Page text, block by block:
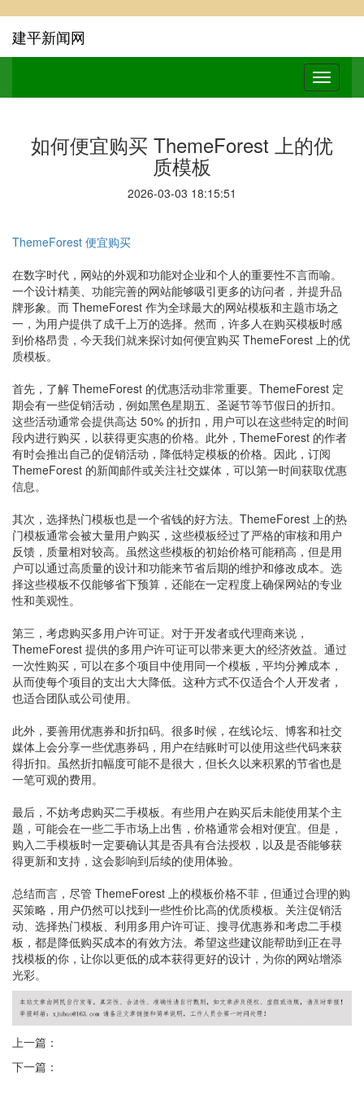
建平新闻网
如何便宜购买 ThemeForest 上的优
质模板
2026-03-03 18:15:51
ThemeForest 便宜购买
在数字时代，网站的外观和功能对企业和个人的重要性不言而喻。
一个设计精美、功能完善的网站能够吸引更多的访问者，并提升品
牌形象。而 ThemeForest 作为全球最大的网站模板和主题市场之
一，为用户提供了成千上万的选择。然而，许多人在购买模板时感
到价格昂贵，今天我们就来探讨如何便宜购买 ThemeForest 上的优
质模板。
首先，了解 ThemeForest 的优惠活动非常重要。ThemeForest 定
期会有一些促销活动，例如黑色星期五、圣诞节等节假日的折扣。
这些活动通常会提供高达 50% 的折扣，用户可以在这些特定的时间
段内进行购买，以获得更实惠的价格。此外，ThemeForest 的作者
有时会推出自己的促销活动，降低特定模板的价格。因此，订阅
ThemeForest 的新闻邮件或关注社交媒体，可以第一时间获取优惠
信息。
其次，选择热门模板也是一个省钱的好方法。ThemeForest 上的热
门模板通常会被大量用户购买，这些模板经过了严格的审核和用户
反馈，质量相对较高。虽然这些模板的初始价格可能稍高，但是用
户可以通过高质量的设计和功能来节省后期的维护和修改成本。选
择这些模板不仅能够省下预算，还能在一定程度上确保网站的专业
性和美观性。
第三，考虑购买多用户许可证。对于开发者或代理商来说，
ThemeForest 提供的多用户许可证可以带来更大的经济效益。通过
一次性购买，可以在多个项目中使用同一个模板，平均分摊成本，
从而使每个项目的支出大大降低。这种方式不仅适合个人开发者，
也适合团队或公司使用。
此外，要善用优惠券和折扣码。很多时候，在线论坛、博客和社交
媒体上会分享一些优惠券码，用户在结账时可以使用这些代码来获
得折扣。虽然折扣幅度可能不是很大，但长久以来积累的节省也是
一笔可观的费用。
最后，不妨考虑购买二手模板。有些用户在购买后未能使用某个主
题，可能会在一些二手市场上出售，价格通常会相对便宜。但是，
购入二手模板时一定要确认其是否具有合法授权，以及是否能够获
得更新和支持，这会影响到后续的使用体验。
总结而言，尽管 ThemeForest 上的模板价格不菲，但通过合理的购
买策略，用户仍然可以找到一些性价比高的优质模板。关注促销活
动、选择热门模板、利用多用户许可证、搜寻优惠券和考虑二手模
板，都是降低购买成本的有效方法。希望这些建议能帮助到正在寻
找模板的你，让你以更低的成本获得更好的设计，为你的网站增添
光彩。
上一篇：
下一篇：